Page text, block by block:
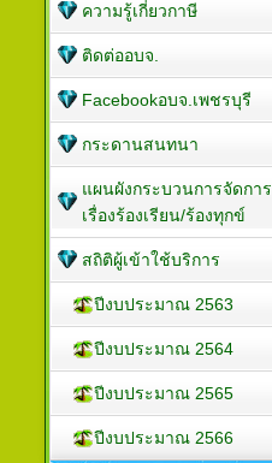
ความรู้เกี่ยวกาษี
ติดต่ออบจ.
Facebookอบจ.เพชรบุรี
กระดานสนทนา
แผนผังกระบวนการจัดการ
เรื่องร้องเรียน/ร้องทุกข์
สถิติผู้เข้าใช้บริการ
ปีงบประมาณ 2563
ปีงบประมาณ 2564
ปีงบประมาณ 2565
ปีงบประมาณ 2566